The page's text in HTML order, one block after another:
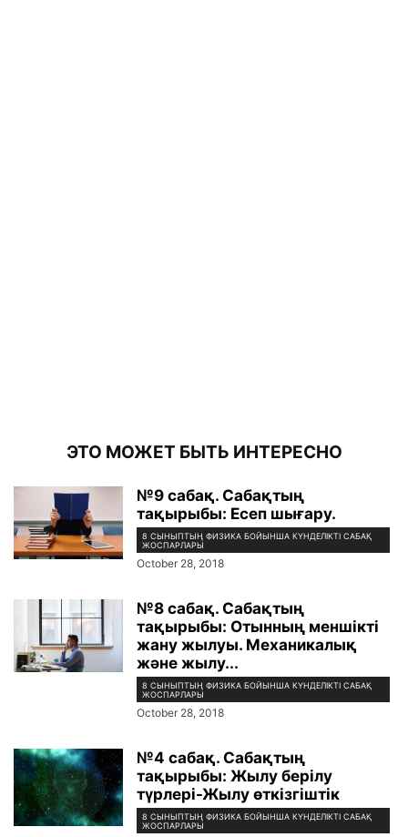
ЭТО МОЖЕТ БЫТЬ ИНТЕРЕСНО
№9 сабақ. Сабақтың
тақырыбы: Есеп шығару.
8 СЫНЫПТЫҢ ФИЗИКА БОЙЫНША КҮНДЕЛІКТІ САБАҚ
ЖОСПАРЛАРЫ
October 28, 2018
№8 сабақ. Сабақтың
тақырыбы: Отынның меншікті
жану жылуы. Механикалық
және жылу...
8 СЫНЫПТЫҢ ФИЗИКА БОЙЫНША КҮНДЕЛІКТІ САБАҚ
ЖОСПАРЛАРЫ
October 28, 2018
№4 сабақ. Сабақтың
тақырыбы: Жылу берілу
түрлері-Жылу өткізгіштік
8 СЫНЫПТЫҢ ФИЗИКА БОЙЫНША КҮНДЕЛІКТІ САБАҚ
ЖОСПАРЛАРЫ